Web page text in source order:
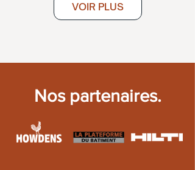
VOIR PLUS
Nos partenaires.